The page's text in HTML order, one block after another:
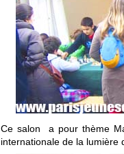
Ce salon a pour thème
internationale de la lumière